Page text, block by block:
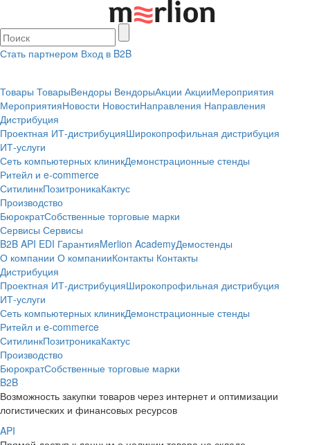
Стать партнером Вход в B2B
Товары ТоварыВендоры ВендорыАкции АкцииМероприятия
МероприятияНовости НовостиНаправления Направления
Дистрибуция
Проектная ИТ-дистрибуцияШирокопрофильная дистрибуция
ИТ-услуги
Сеть компьютерных клиникДемонстрационные стенды
Ритейл и e-commerce
СитилинкПозитроникаКактус
Производство
БюрократСобственные торговые марки
Сервисы Сервисы
B2B API EDI ГарантияMerlion AcademyДемостенды
О компании О компанииКонтакты Контакты
Дистрибуция
Проектная ИТ-дистрибуцияШирокопрофильная дистрибуция
ИТ-услуги
Сеть компьютерных клиникДемонстрационные стенды
Ритейл и e-commerce
СитилинкПозитроникаКактус
Производство
БюрократСобственные торговые марки
B2B
Возможность закупки товаров через интернет и оптимизации
логистических и финансовых ресурсов
API